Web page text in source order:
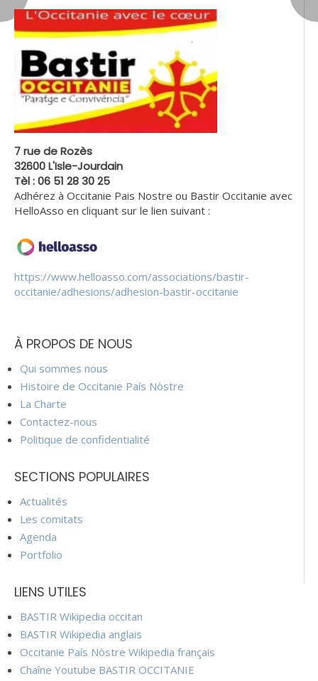
7 rue de Rozès
32600 L'Isle-Jourdain
Tèl : 06 51 28 30 25
Adhérez à Occitanie Pais Nostre ou Bastir Occitanie avec
HelloAsso en cliquant sur le lien suivant :
https://www.helloasso.com/associations/bastir-
occitanie/adhesions/adhesion-bastir-occitanie
À PROPOS DE NOUS
Qui sommes nous
Histoire de Occitanie País Nòstre
La Charte
Contactez-nous
Politique de confidentialité
SECTIONS POPULAIRES
Actualités
Les comitats
Agenda
Portfolio
LIENS UTILES
BASTIR Wikipedia occitan
BASTIR Wikipedia anglais
Occitanie País Nòstre Wikipedia français
Chaîne Youtube BASTIR OCCITANIE